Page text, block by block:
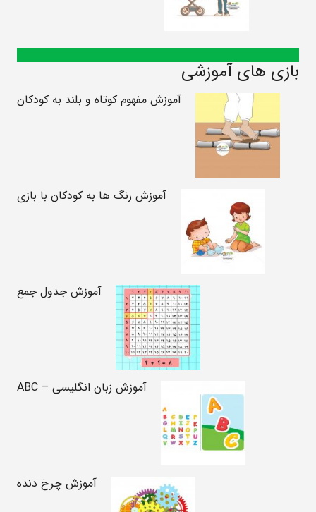
بازی های آموزشی
آموزش مفهوم کوتاه و بلند به کودکان
آموزش رنگ ها به کودکان با بازی
آموزش جدول جمع
آموزش زبان انگلیسی – ABC
آموزش چرخ دنده